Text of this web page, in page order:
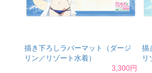
描き下ろしラバーマット（ダージ
リン／リゾート水着）
3,300円
描
リ